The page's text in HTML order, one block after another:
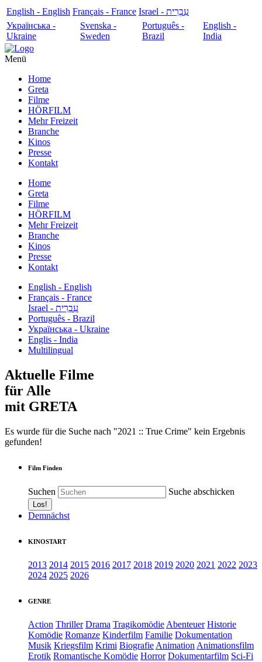
English - English Français - France
עִבְרִית - Israel
Українська -
Ukraine
Svenska -
Sweden
Português -
Brazil
English -
India
Menü
Home
Greta
Filme
HÖRFILM
Mehr Freizeit
Branche
Kinos
Presse
Kontakt
Home
Greta
Filme
HÖRFILM
Mehr Freizeit
Branche
Kinos
Presse
Kontakt
English - English
Français - France
עִבְרִית - Israel
Português - Brazil
Українська - Ukraine
Englis - India
Multilingual
Aktuelle Filme
für Alle
mit GRETA
Es wurde für die Suche nach "2021 :: True Crime" kein Ergebnis
gefunden!
Film Finden
Suchen Suche abschicken
Demnächst
KINOSTART
2013 2014 2015 2016 2017 2018 2019 2020 2021 2022 2023
2024 2025 2026
GENRE
Action Thriller Drama Tragikomödie Abenteuer Historie
Komödie Romanze Kinderfilm Familie Dokumentation
Musik Kriegsfilm Krimi Biografie Animation Animationsfilm
Erotik Romantische Komödie Horror Dokumentarfilm Sci-Fi